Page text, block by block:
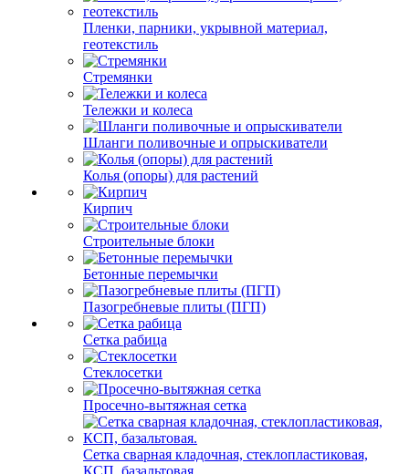
Пленки, парники, укрывной материал,
геотекстиль
Стремянки
Тележки и колеса
Шланги поливочные и опрыскиватели
Колья (опоры) для растений
Кирпич
Строительные блоки
Бетонные перемычки
Пазогребневые плиты (ПГП)
Сетка рабица
Стеклосетки
Просечно-вытяжная сетка
Сетка сварная кладочная, стеклопластиковая,
КСП, базальтовая.